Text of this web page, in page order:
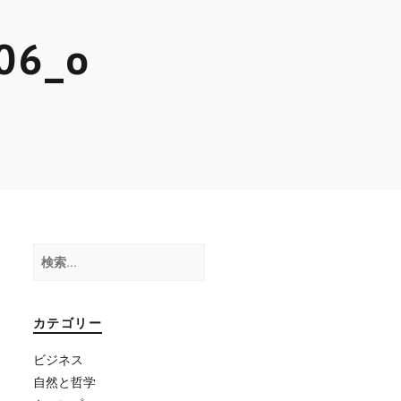
検
索:
カテゴリー
ビジネス
自然と哲学